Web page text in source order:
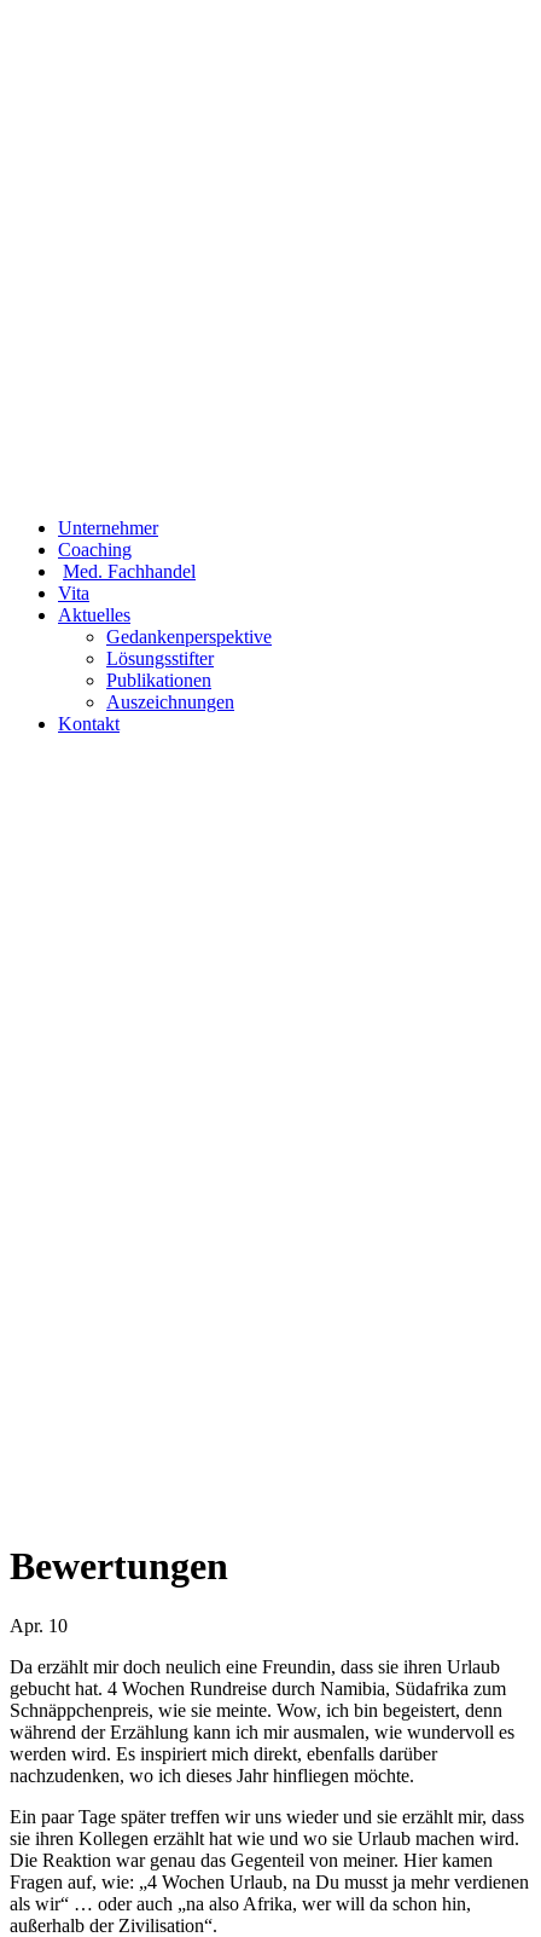
Unternehmer
Coaching
Med. Fachhandel
Vita
Aktuelles
Gedankenperspektive
Lösungsstifter
Publikationen
Auszeichnungen
Kontakt
Bewertungen
Apr. 10
Da erzählt mir doch neulich eine Freundin, dass sie ihren Urlaub
gebucht hat. 4 Wochen Rundreise durch Namibia, Südafrika zum
Schnäppchenpreis, wie sie meinte. Wow, ich bin begeistert, denn
während der Erzählung kann ich mir ausmalen, wie wundervoll es
werden wird. Es inspiriert mich direkt, ebenfalls darüber
nachzudenken, wo ich dieses Jahr hinfliegen möchte.
Ein paar Tage später treffen wir uns wieder und sie erzählt mir, dass
sie ihren Kollegen erzählt hat wie und wo sie Urlaub machen wird.
Die Reaktion war genau das Gegenteil von meiner. Hier kamen
Fragen auf, wie: „4 Wochen Urlaub, na Du musst ja mehr verdienen
als wir“ … oder auch „na also Afrika, wer will da schon hin,
außerhalb der Zivilisation“.